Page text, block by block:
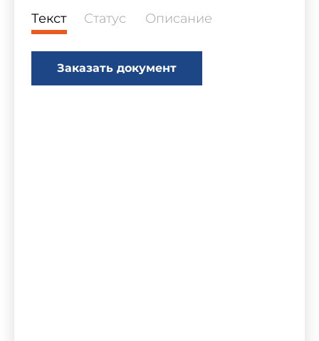
Текст Статус Описание
Заказать документ